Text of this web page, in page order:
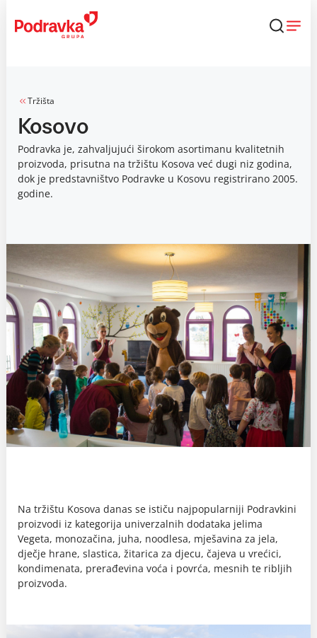
content
Tržišta
Kosovo
Podravka je, zahvaljujući širokom asortimanu kvalitetnih
proizvoda, prisutna na tržištu Kosova već dugi niz godina,
dok je predstavništvo Podravke u Kosovu registrirano 2005.
godine.
Na tržištu Kosova danas se ističu najpopularniji Podravkini
proizvodi iz kategorija univerzalnih dodataka jelima
Vegeta, monozačina, juha, noodlesa, mješavina za jela,
dječje hrane, slastica, žitarica za djecu, čajeva u vrećici,
kondimenata, prerađevina voća i povrća, mesnih te ribljih
proizvoda.